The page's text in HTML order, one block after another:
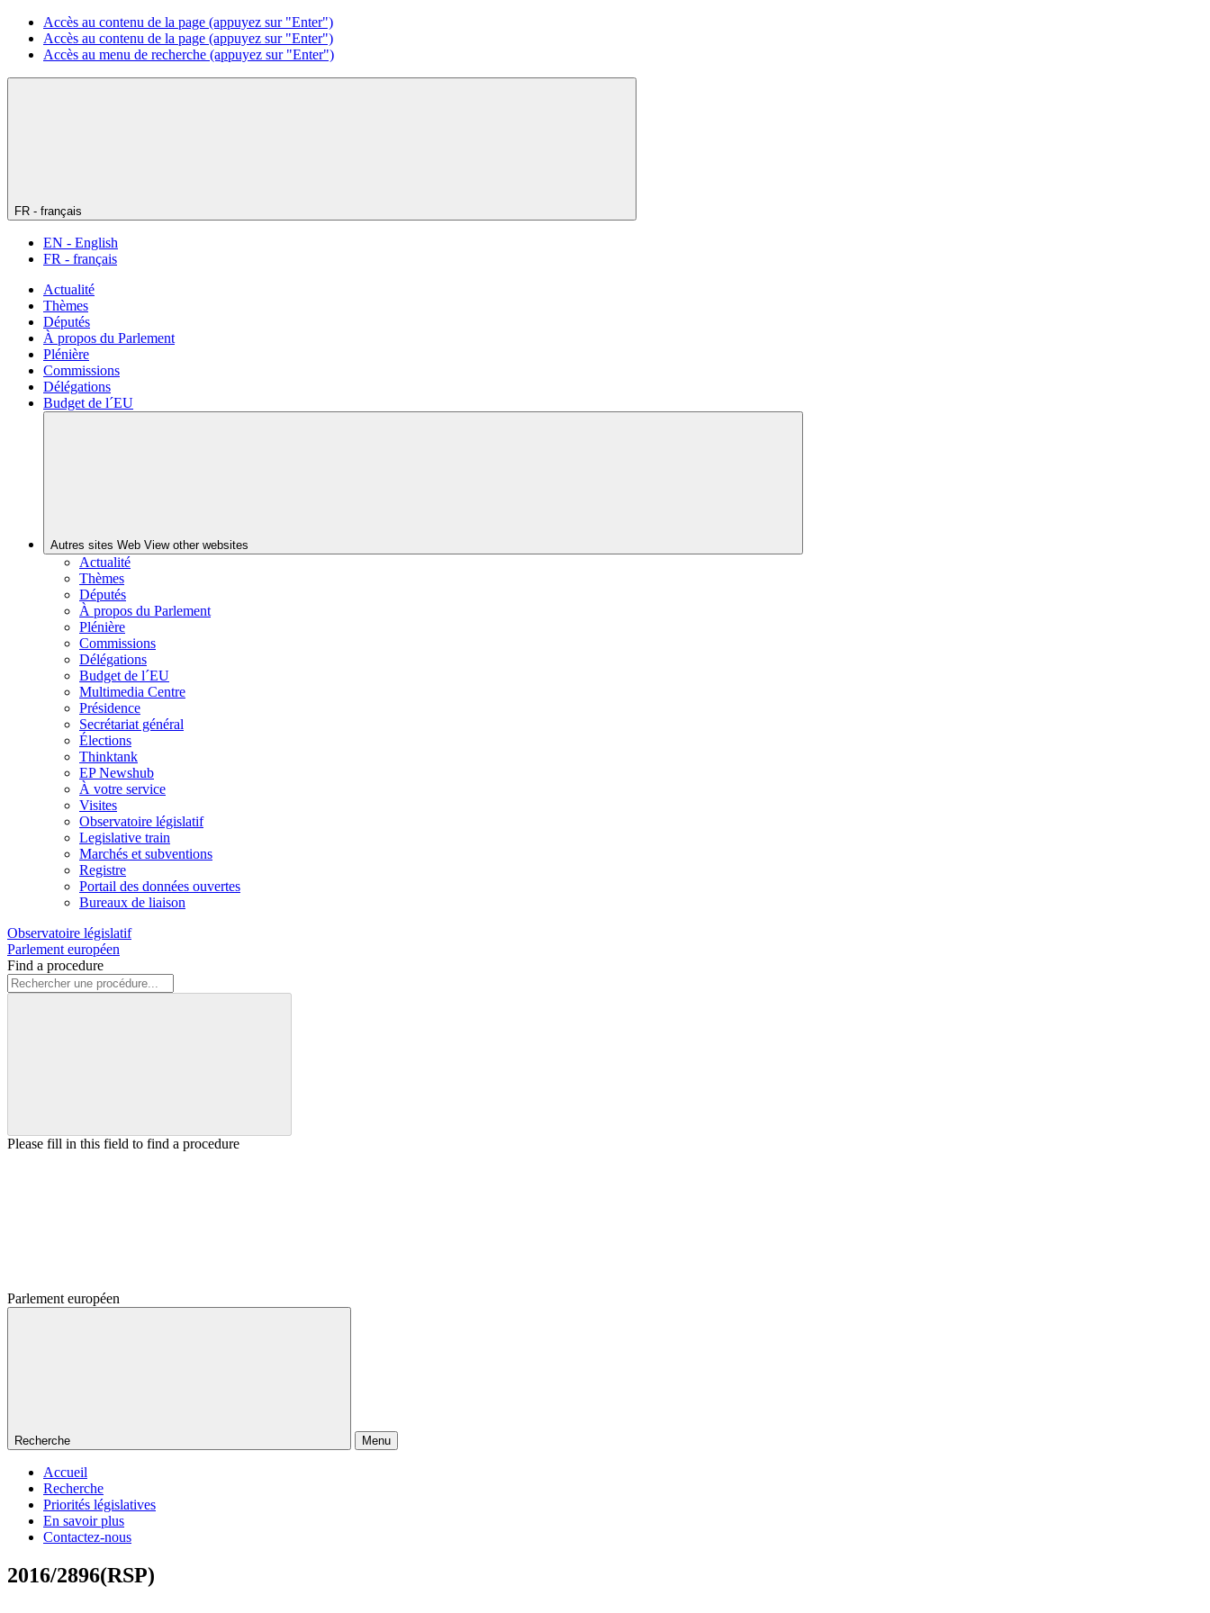
Accès au contenu de la page (appuyez sur "Enter")
Accès au contenu de la page (appuyez sur "Enter")
Accès au menu de recherche (appuyez sur "Enter")
FR - français
EN - English
FR - français
Actualité
Thèmes
Députés
À propos du Parlement
Plénière
Commissions
Délégations
Budget de l´EU
Autres sites Web View other websites
Actualité
Thèmes
Députés
À propos du Parlement
Plénière
Commissions
Délégations
Budget de l´EU
Multimedia Centre
Présidence
Secrétariat général
Élections
Thinktank
EP Newshub
À votre service
Visites
Observatoire législatif
Legislative train
Marchés et subventions
Registre
Portail des données ouvertes
Bureaux de liaison
Observatoire législatif
Parlement européen
Find a procedure
Please fill in this field to find a procedure
Parlement européen
Recherche Menu
Accueil
Recherche
Priorités législatives
En savoir plus
Contactez-nous
2016/2896(RSP)